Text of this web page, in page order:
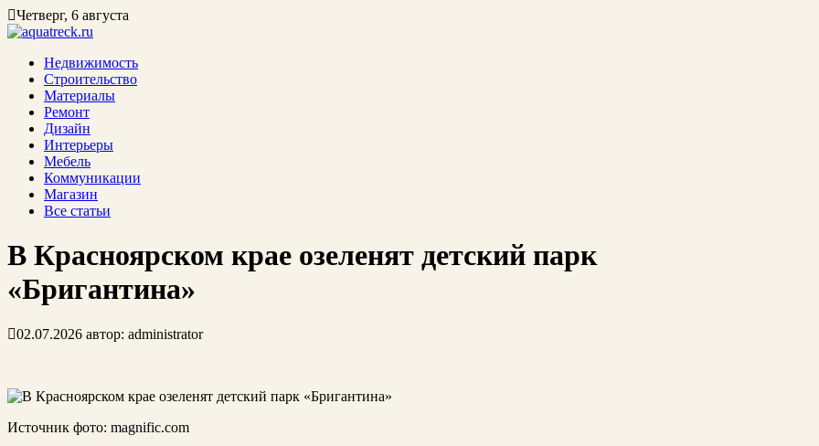
Четверг, 6 августа
Недвижимость
Строительство
Материалы
Ремонт
Дизайн
Интерьеры
Мебель
Коммуникации
Магазин
Все статьи
В Красноярском крае озеленят детский парк
«Бригантина»
02.07.2026 автор: administrator
Источник фото: magnific.com